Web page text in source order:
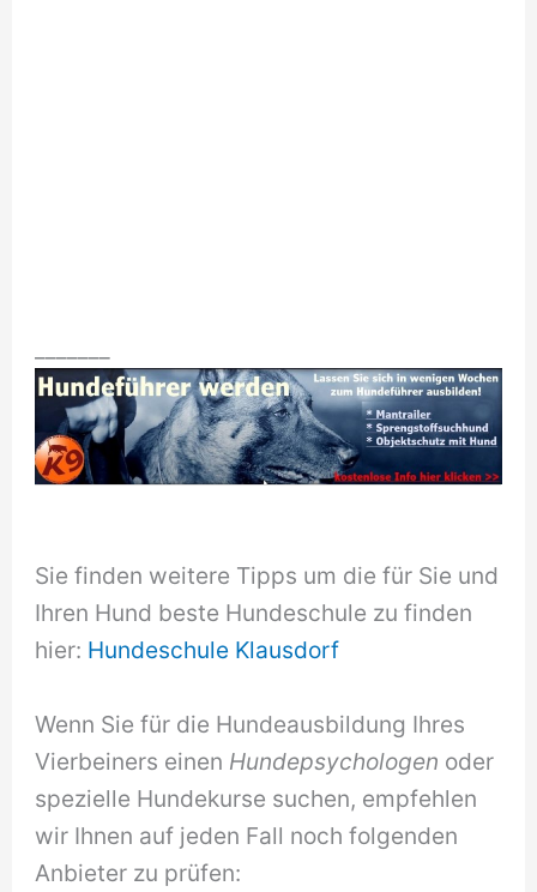
Sie finden weitere Tipps um die für Sie und
Ihren Hund beste Hundeschule zu finden
hier: Hundeschule Klausdorf
Wenn Sie für die Hundeausbildung Ihres
Vierbeiners einen Hundepsychologen oder
spezielle Hundekurse suchen, empfehlen
wir Ihnen auf jeden Fall noch folgenden
Anbieter zu prüfen: